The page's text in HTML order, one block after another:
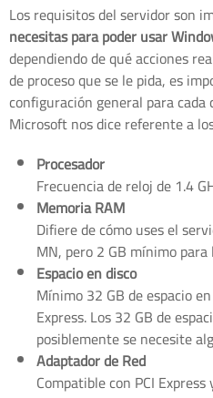
Los requisitos del servidor son
necesitas para poder usar
dependiendo de qué acciones
de proceso que se le pida, es
configuración general para cada
Microsoft nos dice referente a
Procesador
Frecuencia de reloj de 1.4
Memoria RAM
Difiere de cómo uses el
MN, pero 2 GB mínimo
Espacio en disco
Mínimo 32 GB de espacio
Express. Los 32 GB de
posiblemente se necesite
Adaptador de Red
Compatible con PCI